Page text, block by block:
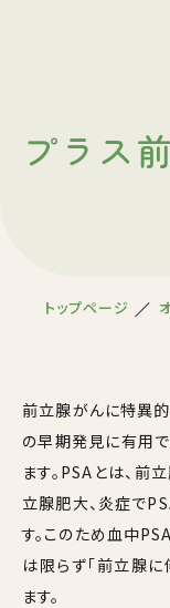
プラス
トップページ
前立腺がんに特異
の早期発見に有用
ます。PSAとは、前
立腺肥大、炎症で
す。このため血中
は限らず「前立腺
ま